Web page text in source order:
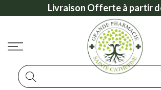
Livraison Offerte à partir